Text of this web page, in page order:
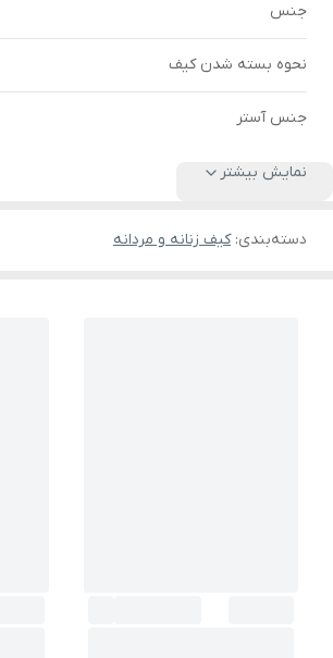
جنس
نحوه بسته شدن کیف
جنس آستر
نمایش بیشتر
دسته‌بندی:کیف زنانه و مردانه